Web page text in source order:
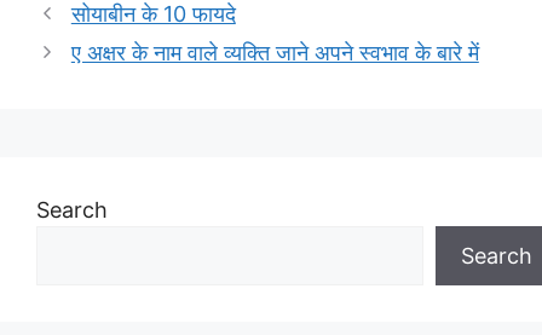
सोयाबीन के 10 फायदे
ए अक्षर के नाम वाले व्यक्ति जाने अपने स्वभाव के बारे में
Search
Search